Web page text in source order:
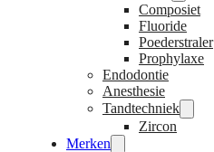
Composiet
Fluoride
Poederstraler
Prophylaxe
Endodontie
Anesthesie
Tandtechniek
Zircon
Merken